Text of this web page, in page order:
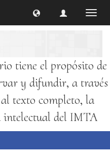
tiene el propósito de
y difundir, a través
al texto completo, la
intelectual del IMTA